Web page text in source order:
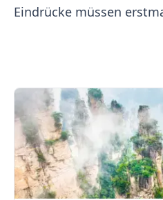
Eindrücke müssen